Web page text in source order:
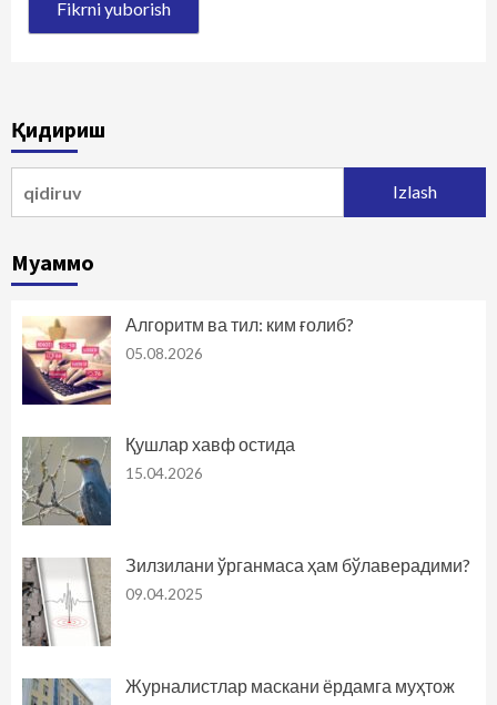
Қидириш
Муаммо
Алгоритм ва тил: ким ғолиб?
05.08.2026
Қушлар хавф остида
15.04.2026
Зилзилани ўрганмаса ҳам бўлаверадими?
09.04.2025
Журналистлар маскани ёрдамга муҳтож